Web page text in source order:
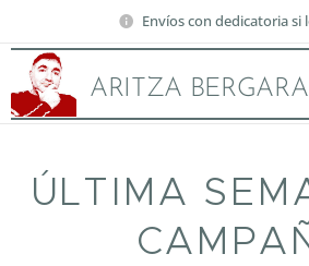
Envíos con dedicatoria si
ARITZA BERGARA
ÚLTIMA